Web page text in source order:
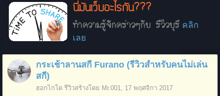
นี่มันเว็บอะไรกัน???
ทำความรู้จักคร่าวๆกับ รีวิวบุรี คลิก
เลย
กระเช้าลานสกี Furano (รีวิวสำหรับคนไม่เล่น
สกี)
ฮอกไกโด รีวิวสร้างโดย Mr.001, 17 พฤศจิกา 2017